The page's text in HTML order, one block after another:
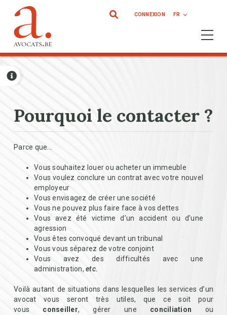
Aller au contenu principal
Ouvrir
CONNEXION FR
Pourquoi le contacter ?
Parce que...
Vous souhaitez louer ou acheter un immeuble
Vous voulez conclure un contrat avec votre nouvel
employeur
Vous envisagez de créer une société
Vous ne pouvez plus faire face à vos dettes
Vous avez été victime d’un accident ou d’une
agression
Vous êtes convoqué devant un tribunal
Vous vous séparez de votre conjoint
Vous avez des difficultés avec une
administration, etc.
Voilà autant de situations dans lesquelles les services d’un
avocat vous seront très utiles, que ce soit pour
vous conseiller, gérer une conciliation ou